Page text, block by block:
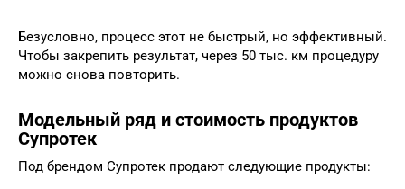
Безусловно, процесс этот не быстрый, но эффективный.
Чтобы закрепить результат, через 50 тыс. км процедуру
можно снова повторить.
Модельный ряд и стоимость продуктов
Супротек
Под брендом Супротек продают следующие продукты: